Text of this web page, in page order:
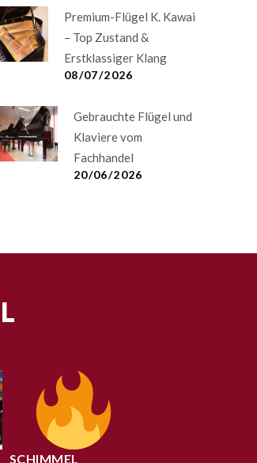
Premium-Flügel K. Kawai
– Top Zustand &
Erstklassiger Klang
08/07/2026
Gebrauchte Flügel und
Klaviere vom
Fachhandel
20/06/2026
SCHIMMEL